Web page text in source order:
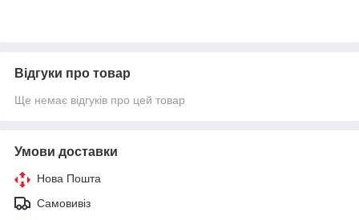
Відгуки про товар
Ще немає відгуків про цей товар
Умови доставки
Нова Пошта
Самовивіз